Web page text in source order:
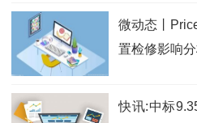
微动态丨
置检修影响
快讯:中标